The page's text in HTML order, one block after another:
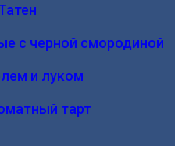
с черной смородиной
и луком
тарт